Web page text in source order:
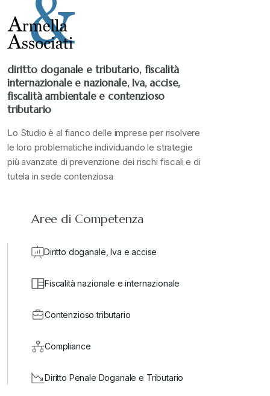
diritto doganale e tributario, fiscalità
internazionale e nazionale, Iva, accise,
fiscalità ambientale e contenzioso
tributario
Lo Studio è al fianco delle imprese per risolvere
le loro problematiche individuando le strategie
più avanzate di prevenzione dei rischi fiscali e di
tutela in sede contenziosa
Aree di Competenza
Diritto doganale, Iva e accise
Fiscalità nazionale e internazionale
Contenzioso tributario
Compliance
Diritto Penale Doganale e Tributario